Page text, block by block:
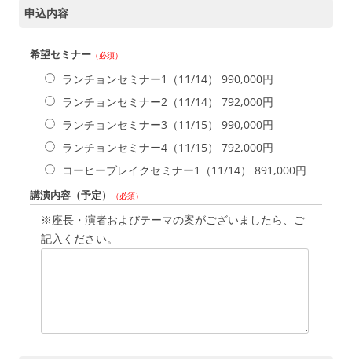
申込内容
希望セミナー （必須）
ランチョンセミナー1（11/14） 990,000円
ランチョンセミナー2（11/14） 792,000円
ランチョンセミナー3（11/15） 990,000円
ランチョンセミナー4（11/15） 792,000円
コーヒーブレイクセミナー1（11/14） 891,000円
講演内容（予定） （必須）
※座長・演者およびテーマの案がございましたら、ご
記入ください。